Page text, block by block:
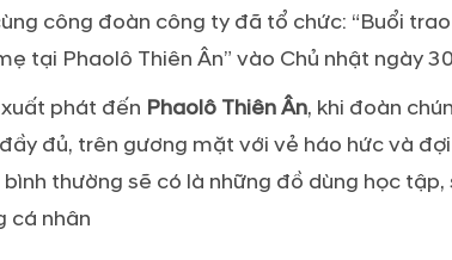
công đoàn công ty đã tổ chức: “Buổi
tại Phaolô Thiên Ân” vào Chủ nhật ngày
phát đến Phaolô Thiên Ân, khi đoàn
đủ, trên gương mặt với vẻ háo hức và
thường sẽ có là những đồ dùng học tập,
cá nhân